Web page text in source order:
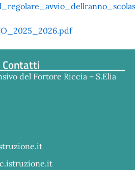
Contatti
del Fortore Riccia – S.Elia